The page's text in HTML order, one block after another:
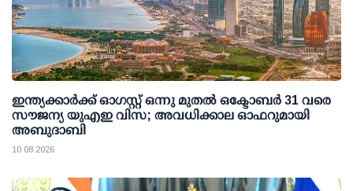
ഇന്ത്യക്കാര്‍ക്ക് ഓഗസ്റ്റ് ഒന്നു മുതല്‍ ഒക്ടോബര്‍ 31 വരെ
സൗജന്യ യുഎഇ വിസ; അവധിക്കാല ഓഫറുമായി
അബുദാബി
10 08 2026